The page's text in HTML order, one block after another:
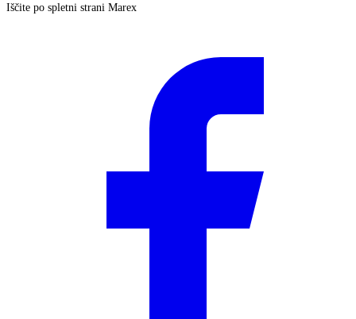
Iščite po spletni strani Marex